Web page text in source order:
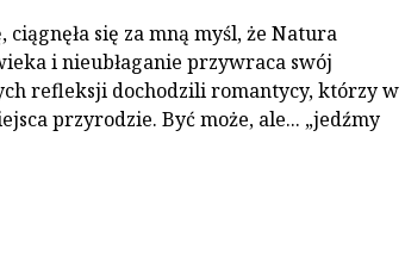
się za mną myśl, że Natura
i nieubłaganie przywraca swój
refleksji dochodzili romantycy, którzy w
przyrodzie. Być może, ale... „jedźmy